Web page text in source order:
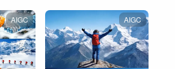
AIGC AIGC